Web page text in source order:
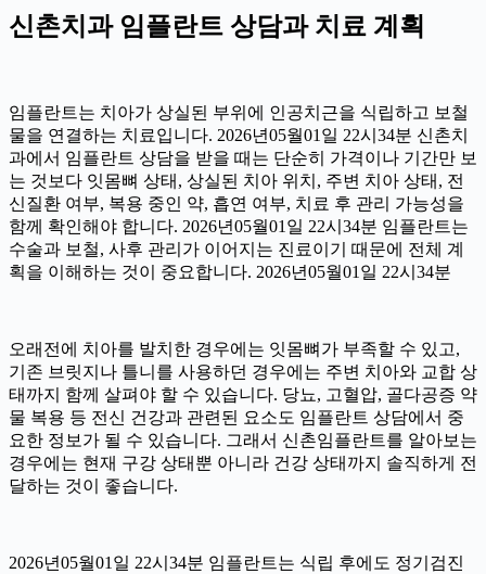
신촌치과 임플란트 상담과 치료 계획
임플란트는 치아가 상실된 부위에 인공치근을 식립하고 보철
물을 연결하는 치료입니다. 2026년05월01일 22시34분 신촌치
과에서 임플란트 상담을 받을 때는 단순히 가격이나 기간만 보
는 것보다 잇몸뼈 상태, 상실된 치아 위치, 주변 치아 상태, 전
신질환 여부, 복용 중인 약, 흡연 여부, 치료 후 관리 가능성을
함께 확인해야 합니다. 2026년05월01일 22시34분 임플란트는
수술과 보철, 사후 관리가 이어지는 진료이기 때문에 전체 계
획을 이해하는 것이 중요합니다. 2026년05월01일 22시34분
오래전에 치아를 발치한 경우에는 잇몸뼈가 부족할 수 있고,
기존 브릿지나 틀니를 사용하던 경우에는 주변 치아와 교합 상
태까지 함께 살펴야 할 수 있습니다. 당뇨, 고혈압, 골다공증 약
물 복용 등 전신 건강과 관련된 요소도 임플란트 상담에서 중
요한 정보가 될 수 있습니다. 그래서 신촌임플란트를 알아보는
경우에는 현재 구강 상태뿐 아니라 건강 상태까지 솔직하게 전
달하는 것이 좋습니다.
2026년05월01일 22시34분 임플란트는 식립 후에도 정기검진